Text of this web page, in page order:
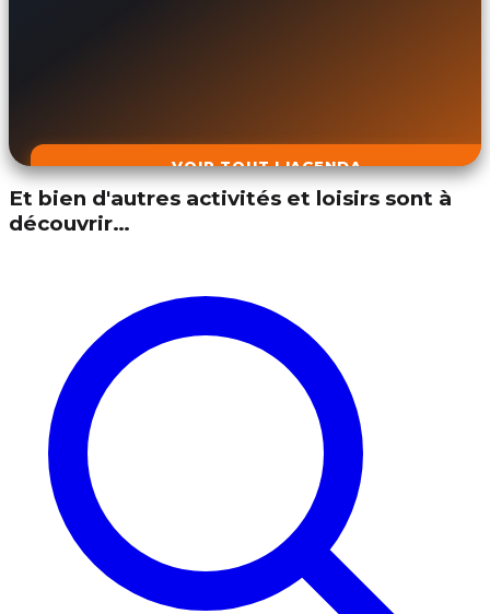
VOIR TOUT L'AGENDA
Et bien d'autres activités et loisirs sont à
découvrir…